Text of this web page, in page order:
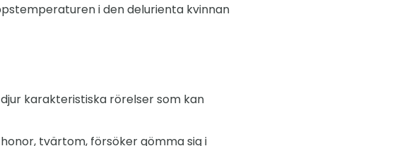
i den delurienta kvinnan
karakteristiska rörelser som kan
tvärtom, försöker gömma sig i